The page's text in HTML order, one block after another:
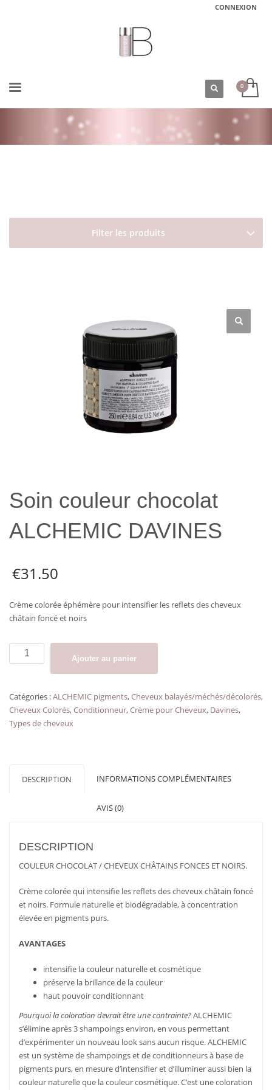
CONNEXION
Filter les produits
Soin couleur chocolat
ALCHEMIC DAVINES
€31.50
Crème colorée éphémère pour intensifier les reflets des cheveux
châtain foncé et noirs
quantité
de
chocolat
ALCHEMIC
DAVINES
Ajouter au panier
Catégories :ALCHEMIC pigments,Cheveux balayés/méchés/décolorés,
Cheveux Colorés,Conditionneur,Crème pour Cheveux, Davines,
Types de cheveux
DESCRIPTION INFORMATIONS COMPLÉMENTAIRES
AVIS (0)
DESCRIPTION
COULEUR CHOCOLAT / CHEVEUX CHÂTAINS FONCES ET NOIRS.
Crème colorée qui intensifie les reflets des cheveux châtain foncé
et noirs. Formule naturelle et biodégradable, à concentration
élevée en pigments purs.
AVANTAGES
intensifie la couleur naturelle et cosmétique
préserve la brillance de la couleur
haut pouvoir conditionnant
Pourquoi la coloration devrait être une contrainte?ALCHEMIC
s’élimine après 3 shampoings environ, en vous permettant
d’expérimenter un nouveau look sans aucun risque. ALCHEMIC
est un système de shampoings et de conditionneurs à base de
pigments purs, en mesure d’intensifier et d’illuminer aussi bien la
couleur naturelle que la couleur cosmétique. C’est une coloration